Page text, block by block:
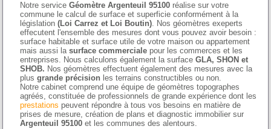
Notre serviceGéomètre Argenteuil 95100 réalise sur votre
commune le calcul de surface et superficie conformément à la
législation(Loi Carrez et Loi Boutin). Nos géomètres exeperts
effecutent l'ensemble des mesures dont vous pouvez avoir besoin :
surface habitable et surface utile de votre maison ou appartement
mais aussi lasurface commerciale pour les commerces et les
entreprises. Nous calculons également la surfaceGLA, SHON et
SHOB. Nos géomètres effectuent également des mesures avec la
plusgrande précision les terrains constructibles ou non.
Notre cabinet comprend une équipe de géomètres topographes
agréés, constituée de professionnels de grande expérience dont les
prestations peuvent répondre à tous vos besoins en matière de
prises de mesure, création de plans et diagnostic immobilier sur
Argenteuil 95100 et les communes des alentours.